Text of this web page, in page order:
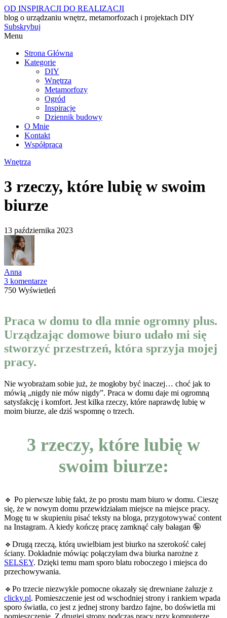
OD INSPIRACJI DO REALIZACJI
blog o urządzaniu wnętrz, metamorfozach i projektach DIY
Subskrybuj
Menu
Strona Główna
Kategorie
DIY
Wnętrza
Metamorfozy
Ogród
Inspiracje
Dziennik budowy
O Mnie
Kontakt
Współpraca
Wnętrza
3 rzeczy, które lubię w swoim
biurze
13 października 2023
Anna
3 komentarze
750 Wyświetleń
Praca w domu to dla mnie ogromny plus.
Urządzając domowe biuro udało mi się
stworzyć przestrzeń, która sprzyja mojej
pracy.
Nie wyobrażam sobie już, że mogłoby być inaczej… choć jak to
mówią „nigdy nie mów nigdy”. Praca w domu daje mi ogromną
satysfakcję i komfort. Jest kilka rzeczy, które naprawdę lubię w
moim biurze, ale dziś wspomnę o trzech.
3 rzeczy, które lubię w
swoim biurze:
🔹 Po pierwsze lubię fakt, że po prostu mam biuro w domu. Cieszę
się, że w nowym domu przewidziałam miejsce na miejsce pracy.
Mogę tu w skupieniu pisać teksty na bloga, przygotowywać content
na Instagram. A kiedy kończę pracę zamknąć cały bałagan 🤪
🔹Drugą rzeczą, którą uwielbiam jest biurko na szerokość całej
ściany. Dokładnie mówiąc połączyłam dwa biurka narożne z
SELSEY. Dzięki temu mam sporo blatu roboczego i miejsca do
przechowywania.
🔹Po trzecie niezwykle pomocne okazały się drewniane żaluzje z
clicky.pl. Pomieszczenie jest od wschodniej strony i rankiem wpada
sporo światła, co jest z jednej strony bardzo fajne, bo doświetla mi
pomieszczenie. Z drugiej strony podczas pracy przy komputerze